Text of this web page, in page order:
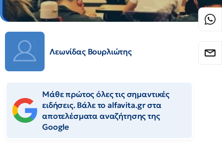
Λεωνίδας Βουρλιώτης
Μάθε πρώτος όλες τις σημαντικές
ειδήσεις. Βάλε το alfavita.gr στα
αποτελέσματα αναζήτησης της
Google